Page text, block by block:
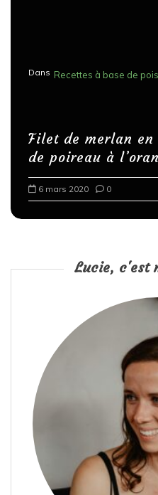
Dans Recettes à base de
Filet de merlan
de poireau à
6 mars 2020 0
Lucie, c'est